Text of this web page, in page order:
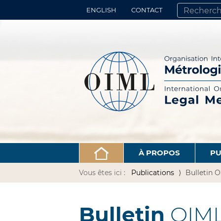
ENGLISH CONTACT
CHERCHER
RECHERCHE
À PROPOS
Vous êtes ici : Publications Bulletin
Bulletin